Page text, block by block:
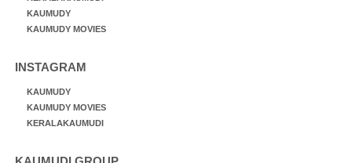
KAUMUDY
KAUMUDY MOVIES
INSTAGRAM
KAUMUDY
KAUMUDY MOVIES
KERALAKAUMUDI